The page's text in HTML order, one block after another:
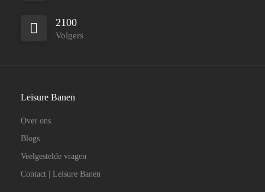
2100
Volgers
Leisure Banen
Over ons
Blogs
Veelgestelde vragen
Contact | Leisure Banen